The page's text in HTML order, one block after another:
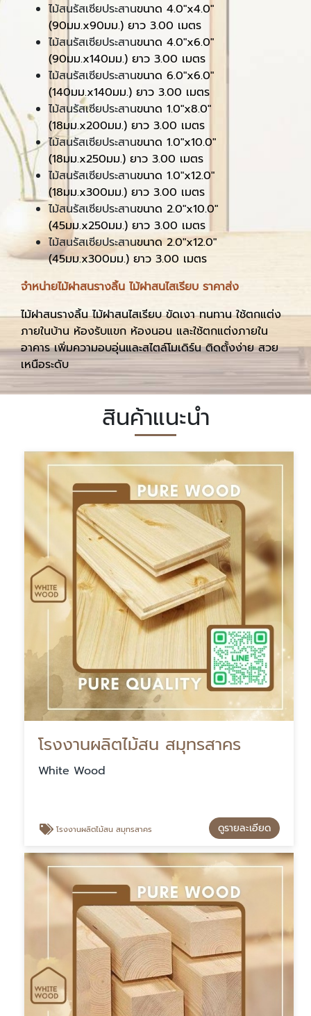
ไม้สนรัสเซียประสานขนาด 4.0"x4.0"
(90มม.x90มม.) ยาว 3.00 เมตร
ไม้สนรัสเซียประสานขนาด 4.0"x6.0"
(90มม.x140มม.) ยาว 3.00 เมตร
ไม้สนรัสเซียประสานขนาด 6.0"x6.0"
(140มม.x140มม.) ยาว 3.00 เมตร
ไม้สนรัสเซียประสานขนาด 1.0"x8.0"
(18มม.x200มม.) ยาว 3.00 เมตร
ไม้สนรัสเซียประสานขนาด 1.0"x10.0"
(18มม.x250มม.) ยาว 3.00 เมตร
ไม้สนรัสเซียประสานขนาด 1.0"x12.0"
(18มม.x300มม.) ยาว 3.00 เมตร
ไม้สนรัสเซียประสานขนาด 2.0"x10.0"
(45มม.x250มม.) ยาว 3.00 เมตร
ไม้สนรัสเซียประสานขนาด 2.0"x12.0"
(45มม.x300มม.) ยาว 3.00 เมตร
จำหน่ายไม้ฝาสนรางลิ้น ไม้ฝาสนไสเรียบ ราคาส่ง
ไม้ฝาสนรางลิ้น ไม้ฝาสนไสเรียบ ขัดเงา ทนทาน ใช้ตกแต่ง
ภายในบ้าน ห้องรับแขก ห้องนอน และใช้ตกแต่งภายใน
อาคาร เพิ่มความอบอุ่นและสไตล์โมเดิร์น ติดตั้งง่าย สวย
เหนือระดับ
สินค้าแนะนำ
โรงงานผลิตไม้สน สมุทรสาคร
White Wood
โรงงานผลิตไม้สน สมุทรสาคร ดูรายละเอียด